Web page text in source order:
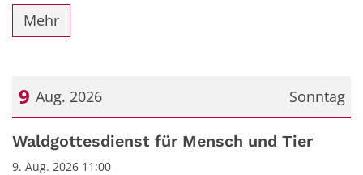
Mehr
Sonntag
9 Aug. 2026
Datum: 9. August 2026
Waldgottesdienst für Mensch und Tier
9. Aug. 2026 11:00